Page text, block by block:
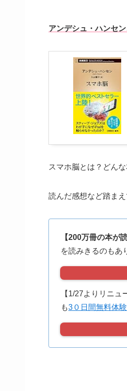
アンデシュ・ハンセ
スマホ脳とは？どん
読んだ感想など踏ま
【200万冊の本が
を読みきるのもあ
【1/27よりリニュ
も3０日間無料体験